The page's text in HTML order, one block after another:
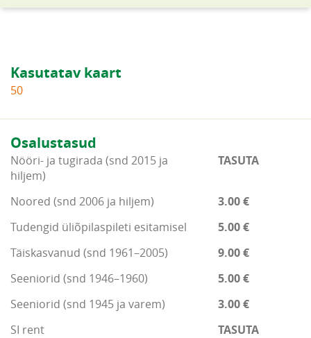
Kasutatav kaart
50
Osalustasud
Nööri- ja tugirada (snd 2015 ja
hiljem)
TASUTA
Noored (snd 2006 ja hiljem)
3.00 €
Tudengid üliõpilaspileti esitamisel
5.00 €
Täiskasvanud (snd 1961–2005)
9.00 €
Seeniorid (snd 1946–1960)
5.00 €
Seeniorid (snd 1945 ja varem)
3.00 €
SI rent
TASUTA